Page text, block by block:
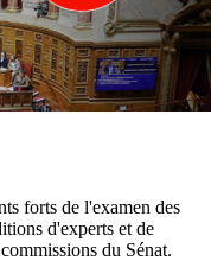
forts de l'examen des
d'experts et de
du Sénat.